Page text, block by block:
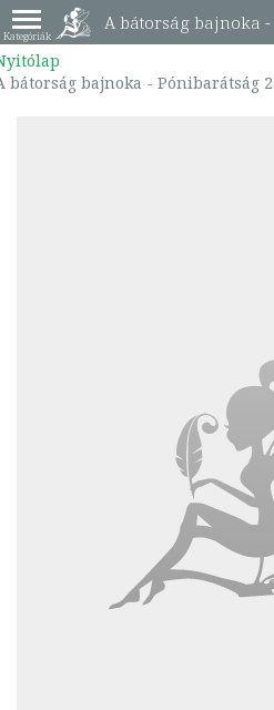
A bátorság bajnoka -
bátorság bajnoka - Pónibarátság 2.